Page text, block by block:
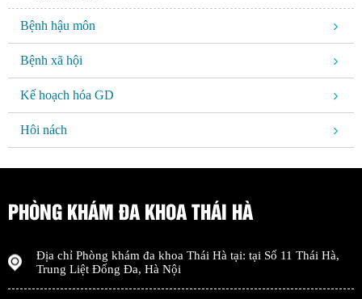
Bệnh hậu môn
Bệnh xã hội
Kế hoạch hóa GD
Hôi nách
PHÒNG KHÁM ĐA KHOA THÁI HÀ
Địa chỉ Phòng khám đa khoa Thái Hà tại: tại Số 11 Thái Hà,
Trung Liệt Đống Đa, Hà Nội